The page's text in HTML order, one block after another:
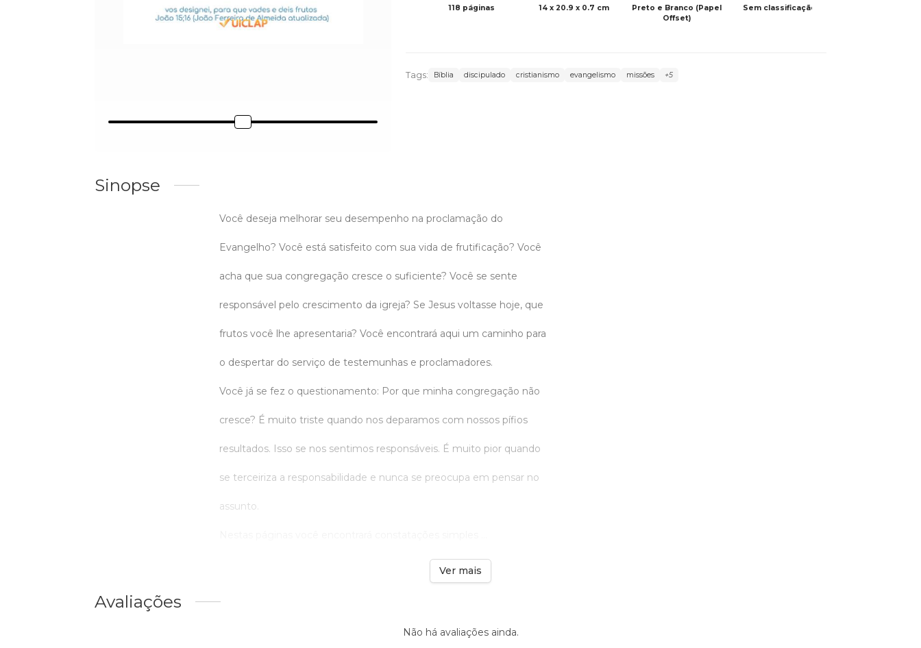
118 páginas 14 x 20.9 x 0.7 cm
Preto e Branco (Papel
Offset)
Sem classificação
Tags: Bíblia discipulado cristianismo evangelismo missões +5
Sinopse
Você deseja melhorar seu desempenho na proclamação do
Evangelho? Você está satisfeito com sua vida de frutificação? Você
acha que sua congregação cresce o suficiente? Você se sente
responsável pelo crescimento da igreja? Se Jesus voltasse hoje, que
frutos você lhe apresentaria? Você encontrará aqui um caminho para
o despertar do serviço de testemunhas e proclamadores.
Você já se fez o questionamento: Por que minha congregação não
cresce? É muito triste quando nos deparamos com nossos pífios
resultados. Isso se nos sentimos responsáveis. É muito pior quando
se terceiriza a responsabilidade e nunca se preocupa em pensar no
assunto.
Ver mais
Avaliações
Não há avaliações ainda.